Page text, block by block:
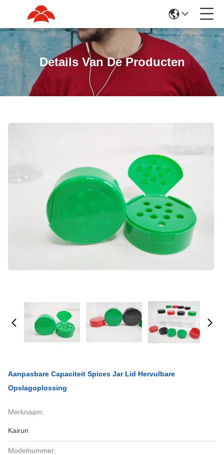
Details Van De Producten
Aanpasbare Capaciteit Spices Jar Lid Hervulbare
Opslagoplossing
Merknaam:
Kairun
Modelnummer: